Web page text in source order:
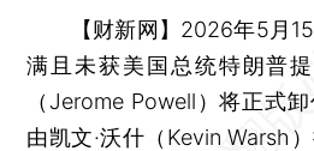
【财新网】 2026年5月
满且未获美国总统特朗普
（Jerome Powell）将正式
由凯文·沃什（Kevin Warsh